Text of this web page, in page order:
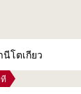
นีโตเกียว